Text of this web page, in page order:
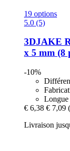
19 options
5.0 (5)
3DJAKE
x 5 mm (8
-10%
Longue
€ 6,38 € 7,09
Livraison